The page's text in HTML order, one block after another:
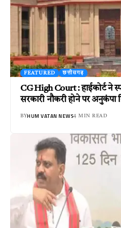
FEATURED छत्तीसगढ़
CG High Court : हाईकोर्ट ने
सरकारी नौकरी होने पर अनुकंपा
BYHUM VATAN NEWS4 MIN READ